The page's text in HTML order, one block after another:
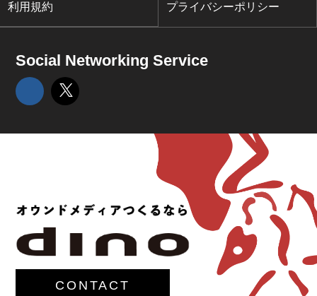
利用規約 プライバシーポリシー
Social Networking Service
CONTACT